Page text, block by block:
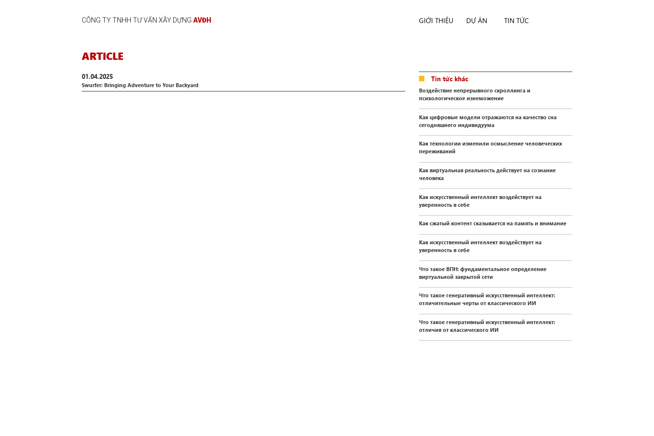
CÔNG TY TNHH TƯ VẤN XÂY DỰNG AVĐH GIỚI THIỆU DỰ ÁN TIN TỨC
ARTICLE
01.04.2025
Swurfer: Bringing Adventure to Your Backyard
Tin tức khác
Воздействие непрерывного скроллинга и
психологическое изнеможение
Как цифровые модели отражаются на качество сна
сегодняшнего индивидуума
Как технологии изменили осмысление человеческих
переживаний
Как виртуальная реальность действует на сознание
человека
Как искусственный интеллект воздействует на
уверенность в себе
Как сжатый контент сказывается на память и внимание
Как искусственный интеллект воздействует на
уверенность в себе
Что такое ВПН: фундаментальное определение
виртуальной закрытой сети
Что такое генеративный искусственный интеллект:
отличительные черты от классического ИИ
Что такое генеративный искусственный интеллект:
отличия от классического ИИ